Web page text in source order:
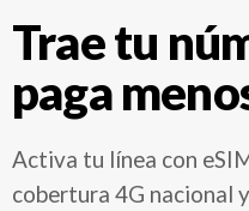
Trae tu
paga
Activa tu línea con
cobertura 4G nacional